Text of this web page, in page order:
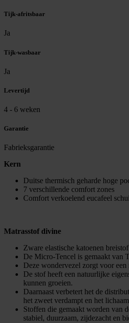
Tijk-afritsbaar
Ja
Tijk-wasbaar
Ja
Levertijd
4 - 6 weken
Garantie
Fabrieksgarantie
Kern
Duitse thermisch geharde hoge
7 verschillende comfort zones
Comfort verkoelend eucafeel
Matrasstof divine
Zware elastische katoenen breistof
De Micro-Tencel is gemaakt van
Deze wondervezel zorgt voor
De stof heeft een natuurlijke
kunnen groeien.
Daarnaast verbetert het de
het zweet verdampt en het
Stoffen die gemaakt worden van
stabiel, duurzaam, zijdezacht en